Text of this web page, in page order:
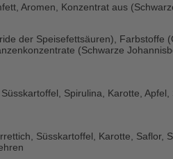
Aromen, Konzentrat aus
der Speisefettsäuren), Farbstoffe
(Schwarze
Spirulina, Karotte, Apfel,
Süsskartoffel, Karotte, Saflor,